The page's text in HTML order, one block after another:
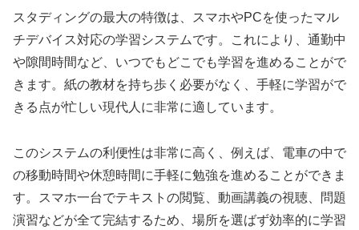
スタディングの最大の特徴は、スマホやPCを使ったマル
チデバイス対応の学習システムです。これにより、通勤中
や隙間時間など、いつでもどこでも学習を進めることがで
きます。紙の教材を持ち歩く必要がなく、手軽に学習がで
きる点が忙しい現代人に非常に適しています。
このシステムの利便性は非常に高く、例えば、電車の中で
の移動時間や休憩時間に手軽に勉強を進めることができま
す。スマホ一台でテキストの閲覧、動画講義の視聴、問題
演習などが全て完結するため、場所を選ばず効率的に学習